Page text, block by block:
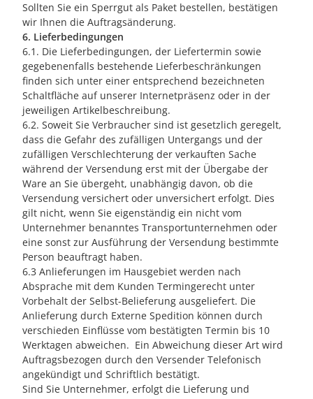
Sollten Sie ein Sperrgut als Paket bestellen, bestätigen
wir Ihnen die Auftragsänderung.
6. Lieferbedingungen
6.1. Die Lieferbedingungen, der Liefertermin sowie
gegebenenfalls bestehende Lieferbeschränkungen
finden sich unter einer entsprechend bezeichneten
Schaltfläche auf unserer Internetpräsenz oder in der
jeweiligen Artikelbeschreibung.
6.2. Soweit Sie Verbraucher sind ist gesetzlich geregelt,
dass die Gefahr des zufälligen Untergangs und der
zufälligen Verschlechterung der verkauften Sache
während der Versendung erst mit der Übergabe der
Ware an Sie übergeht, unabhängig davon, ob die
Versendung versichert oder unversichert erfolgt. Dies
gilt nicht, wenn Sie eigenständig ein nicht vom
Unternehmer benanntes Transportunternehmen oder
eine sonst zur Ausführung der Versendung bestimmte
Person beauftragt haben.
6.3 Anlieferungen im Hausgebiet werden nach
Absprache mit dem Kunden Termingerecht unter
Vorbehalt der Selbst-Belieferung ausgeliefert. Die
Anlieferung durch Externe Spedition können durch
verschieden Einflüsse vom bestätigten Termin bis 10
Werktagen abweichen. Ein Abweichung dieser Art wird
Auftragsbezogen durch den Versender Telefonisch
angekündigt und Schriftlich bestätigt.
Sind Sie Unternehmer, erfolgt die Lieferung und